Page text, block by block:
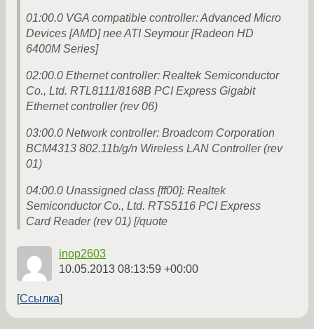
01:00.0 VGA compatible controller: Advanced Micro
Devices [AMD] nee ATI Seymour [Radeon HD
6400M Series]
02:00.0 Ethernet controller: Realtek Semiconductor
Co., Ltd. RTL8111/8168B PCI Express Gigabit
Ethernet controller (rev 06)
03:00.0 Network controller: Broadcom Corporation
BCM4313 802.11b/g/n Wireless LAN Controller (rev
01)
04:00.0 Unassigned class [ff00]: Realtek
Semiconductor Co., Ltd. RTS5116 PCI Express
Card Reader (rev 01) [/quote
inop2603
10.05.2013 08:13:59 +00:00
Ссылка